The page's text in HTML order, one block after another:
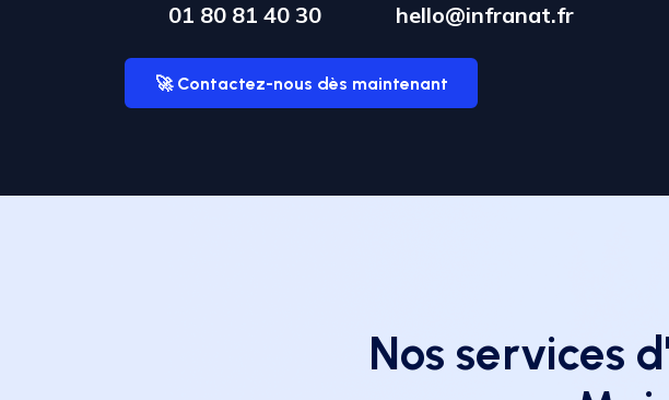
01 80 81 40 30 hello@infranat.fr
🚀 Contactez-nous dès maintenant
Nos services